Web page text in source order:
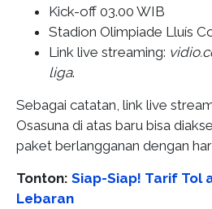
Kick-off 03.00 WIB
Stadion Olimpiade Lluís
Link live streaming:
liga.
Sebagai catatan, link live
Osasuna di atas baru bisa
paket berlangganan dengan
Tonton: Siap-Siap! Tarif Tol
Lebaran